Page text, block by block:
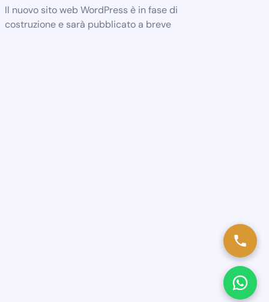
Il nuovo sito web WordPress è in fase di
costruzione e sarà pubblicato a breve